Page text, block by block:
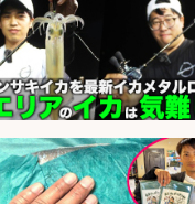
さらに求人情報を見る